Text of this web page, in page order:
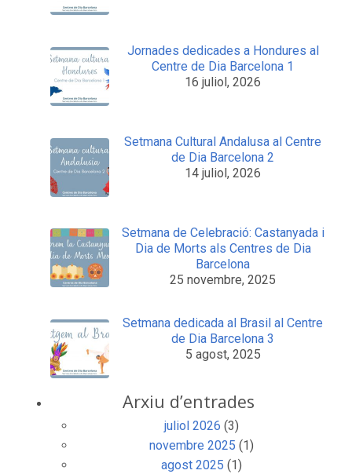
Jornades dedicades a Hondures al
Centre de Dia Barcelona 1
16 juliol, 2026
Setmana Cultural Andalusa al Centre
de Dia Barcelona 2
14 juliol, 2026
Setmana de Celebració: Castanyada i
Dia de Morts als Centres de Dia
Barcelona
25 novembre, 2025
Setmana dedicada al Brasil al Centre
de Dia Barcelona 3
5 agost, 2025
Arxiu d’entrades
juliol 2026 (3)
novembre 2025 (1)
agost 2025 (1)